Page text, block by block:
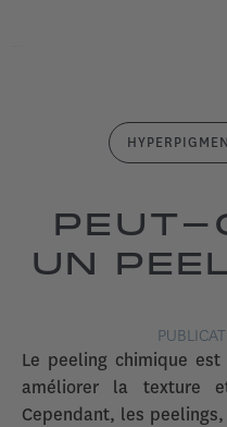
PEUT-
UN
Le peeling chimique
améliorer la texture
Cependant, les